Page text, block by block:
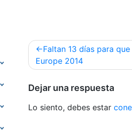
Navegación
de
Faltan 13 días para
Europe 2014
Dejar una respuesta
Lo siento, debes estar